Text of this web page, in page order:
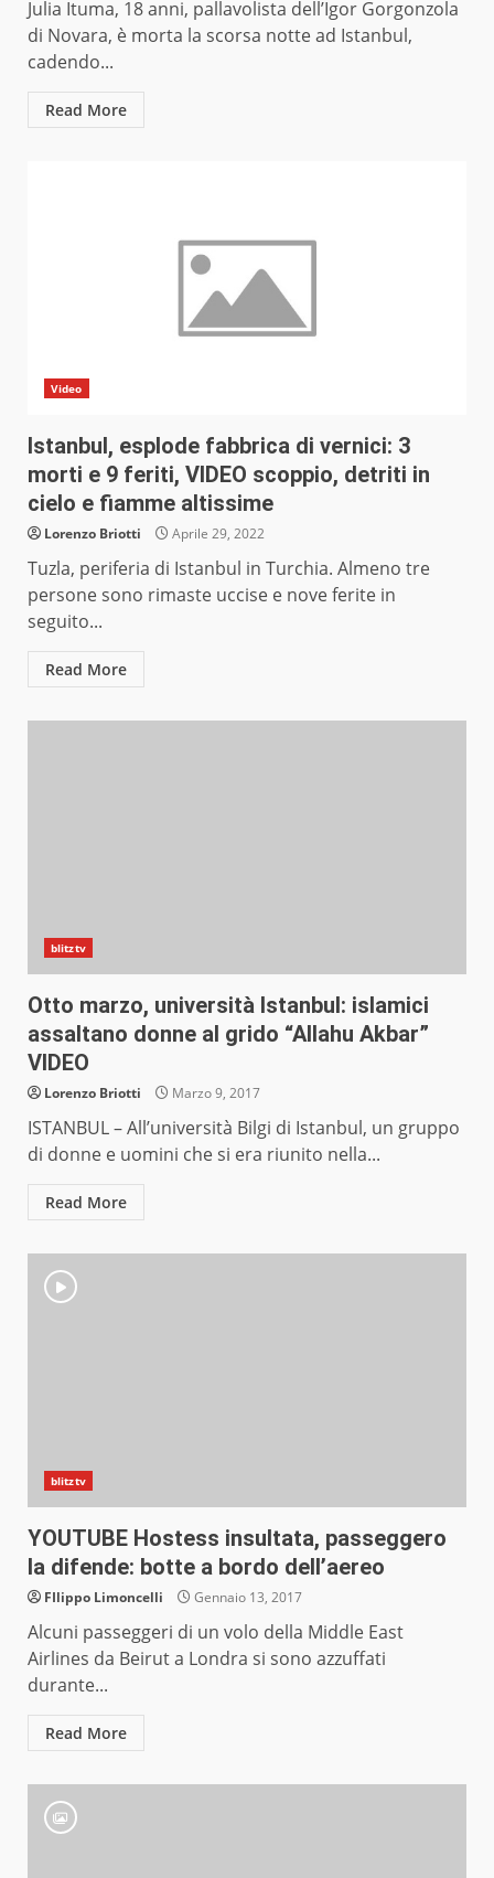
Julia Ituma, 18 anni, pallavolista dell’Igor Gorgonzola
di Novara, è morta la scorsa notte ad Istanbul,
cadendo...
Read More
Video
Istanbul, esplode fabbrica di vernici: 3
morti e 9 feriti, VIDEO scoppio, detriti in
cielo e fiamme altissime
Lorenzo Briotti Aprile 29, 2022
Tuzla, periferia di Istanbul in Turchia. Almeno tre
persone sono rimaste uccise e nove ferite in
seguito...
Read More
blitztv
Otto marzo, università Istanbul: islamici
assaltano donne al grido “Allahu Akbar”
VIDEO
Lorenzo Briotti Marzo 9, 2017
ISTANBUL – All’università Bilgi di Istanbul, un gruppo
di donne e uomini che si era riunito nella...
Read More
blitztv
YOUTUBE Hostess insultata, passeggero
la difende: botte a bordo dell’aereo
FIlippo Limoncelli Gennaio 13, 2017
Alcuni passeggeri di un volo della Middle East
Airlines da Beirut a Londra si sono azzuffati
durante...
Read More